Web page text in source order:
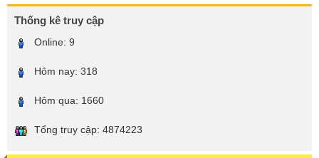
Thống kê truy cập
Online: 9
Hôm nay: 318
Hôm qua: 1660
Tổng truy cập: 4874223